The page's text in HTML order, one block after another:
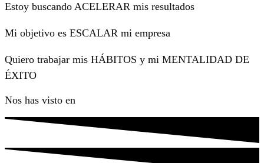
Estoy buscando ACELERAR mis resultados
Mi objetivo es ESCALAR mi empresa
Quiero trabajar mis HÁBITOS y mi MENTALIDAD DE
ÉXITO
Nos has visto en